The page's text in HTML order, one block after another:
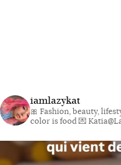
iamlazykat
🎀 Fashion, beauty,
color is food💌